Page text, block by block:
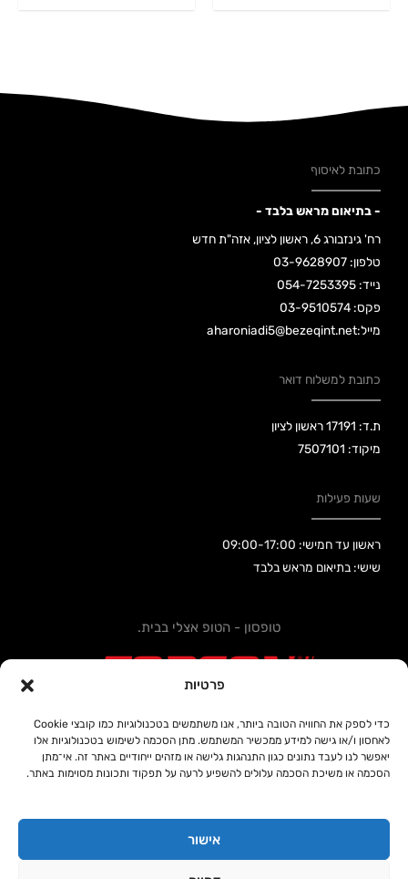
פרטיות
כדי לספק את החוויה הטובה ביותר, אנו משתמשים בטכנולוגיות כמו קובצי Cookie
לאחסון ו/או גישה למידע ממכשיר המשתמש. מתן הסכמה לשימוש בטכנולוגיות אלו
יאפשר לנו לעבד נתונים כגון התנהגות גלישה או מזהים ייחודיים באתר זה. אי־מתן
הסכמה או משיכת הסכמה עלולים להשפיע לרעה על תפקוד ותכונות מסוימות באתר.
אישור
כתובת לאיסוף
- בתיאום מראש בלבד -
רח' גינזבורג 6, ראשון לציון, אזה"ת חדש
טלפון: 03-9628907
נייד: 054-7253395
פקס: 03-9510574
מייל:aharoniadi5@bezeqint.net
כתובת למשלוח דואר
ת.ד: 17191 ראשון לציון
מיקוד: 7507101
שעות פעילות
ראשון עד חמישי: 09:00-17:00
שישי: בתיאום מראש בלבד
טופסון - הטופ אצלי בבית.
קידום אתרים SEOUP
כל הזכויות שמורות © טופסון 2020